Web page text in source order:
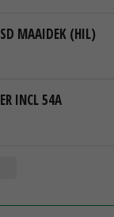
MAAIDEK (HIL)
INCL 54A